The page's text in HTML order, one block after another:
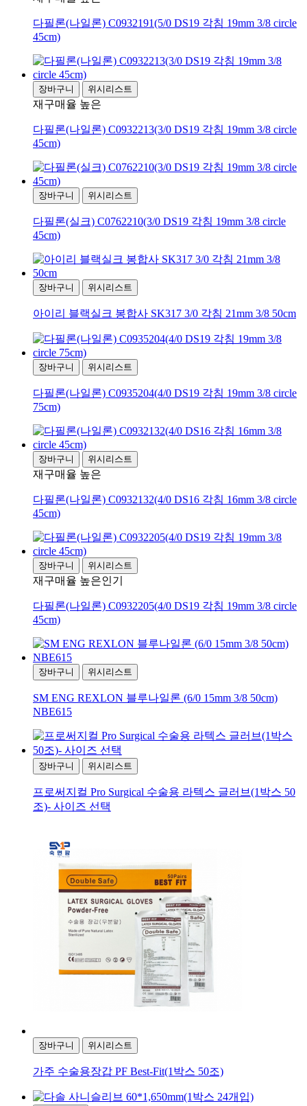
다필론(나일론) C0932191(5/0 DS19 각침 19mm 3/8 circle
45cm)
장바구니 위시리스트
재구매율 높은
다필론(나일론) C0932213(3/0 DS19 각침 19mm 3/8 circle
45cm)
장바구니 위시리스트
다필론(실크) C0762210(3/0 DS19 각침 19mm 3/8 circle
45cm)
장바구니 위시리스트
아이리 블랙실크 봉합사 SK317 3/0 각침 21mm 3/8 50cm
장바구니 위시리스트
다필론(나일론) C0935204(4/0 DS19 각침 19mm 3/8 circle
75cm)
장바구니 위시리스트
재구매율 높은
다필론(나일론) C0932132(4/0 DS16 각침 16mm 3/8 circle
45cm)
장바구니 위시리스트
재구매율 높은인기
다필론(나일론) C0932205(4/0 DS19 각침 19mm 3/8 circle
45cm)
장바구니 위시리스트
SM ENG REXLON 블루나일론 (6/0 15mm 3/8 50cm)
NBE615
장바구니 위시리스트
프로써지컬 Pro Surgical 수술용 라텍스 글러브(1박스 50
조)- 사이즈 선택
장바구니 위시리스트
가주 수술용장갑 PF Best-Fit(1박스 50조)